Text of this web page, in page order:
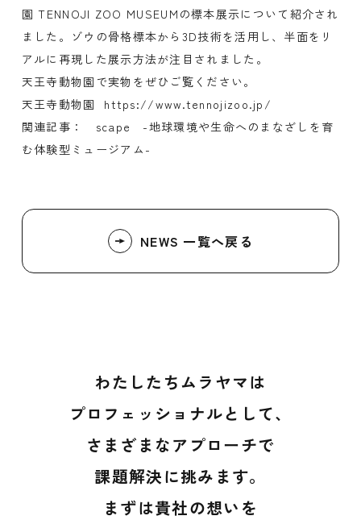
園 TENNOJI ZOO MUSEUMの標本展示について紹介され
ました。ゾウの骨格標本から3D技術を活用し、半面をリ
アルに再現した展示方法が注目されました。
天王寺動物園で実物をぜひご覧ください。
天王寺動物園 https://www.tennojizoo.jp/
関連記事： scape -地球環境や生命へのまなざしを育
む体験型ミュージアム-
NEWS 一覧へ戻る
わたしたちムラヤマは
プロフェッショナルとして、
さまざまなアプローチで
課題解決に挑みます。
まずは貴社の想いを